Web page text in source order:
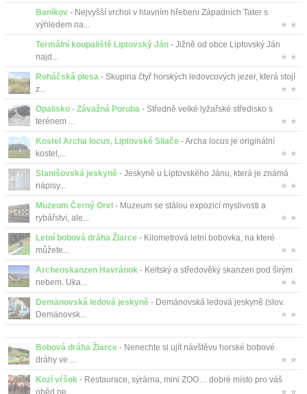
Baníkov - Nejvyšší vrchol v hlavním hřebeni Západních Tater s
výhledem na...
★ ★
Termální koupaliště Liptovský Ján - Jižně od obce Liptovský Ján
najd...
★ ★
Roháčská plesa - Skupina čtyř horských ledovcových jezer, která stojí
z...
★ ★
Opalisko - Závažná Poruba - Středně velké lyžařské středisko s
terénem ...
★ ★
Kostel Archa locus, Liptovské Sliače - Archa locus je originální
kostel,...
★ ★
Stanišovská jeskyně - Jeskyně u Liptovského Jánu, která je známá
nápisy...
★ ★
Muzeum Černý Orel - Muzeum se stálou expozicí myslivosti a
rybářství, ale...
★ ★
Letní bobová dráha Žiarce - Kilometrová letní bobovka, na které
můžete...
★ ★
Archeoskanzen Havránok - Keltský a středověký skanzen pod širým
nebem. Uka...
★ ★
Demänovská ledová jeskyně - Demänovská ledová jeskyně (slov.
Demänovsk...
★ ★
Bobová dráha Žiarce - Nenechte si ujít návštěvu horské bobové
dráhy ve ...
★ ★
Kozí vŕšok - Restaurace, sýrárna, mini ZOO… dobré místo pro váš
oběd ne...
★ ★